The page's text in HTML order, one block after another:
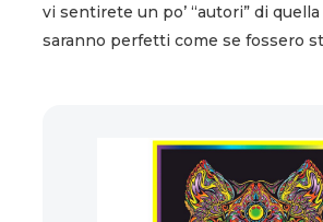
vi sentirete un po’ “autori” di
saranno perfetti come se fossero